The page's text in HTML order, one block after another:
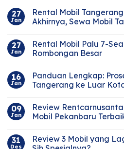
27
Jan
Rental Mobil
Akhirnya, Sewa Mobil
27
Jan
Rental Mobil Palu 7-
Rombongan Besar
16
Jan
Panduan Lengkap:
Tangerang ke Luar
09
Jan
Review
Mobil Pekanbaru
31
Des
Review 3 Mobil yang